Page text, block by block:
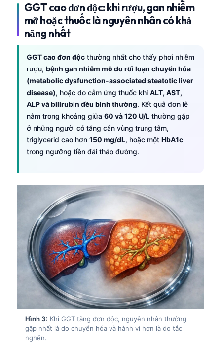
GGT cao đơn độc: khi rượu, gan nhiễm
mỡ hoặc thuốc là nguyên nhân có khả
năng nhất
GGT cao đơn độc thường nhất cho thấy phơi nhiễm
rượu, bệnh gan nhiễm mỡ do rối loạn chuyển hóa
(metabolic dysfunction-associated steatotic liver
disease), hoặc do cảm ứng thuốc khi ALT, AST,
ALP và bilirubin đều bình thường. Kết quả đơn lẻ
nằm trong khoảng giữa 60 và 120 U/L thường gặp
ở những người có tăng cân vùng trung tâm,
triglycerid cao hơn 150 mg/dL, hoặc một HbA1c
trong ngưỡng tiền đái tháo đường.
Hình 3: Khi GGT tăng đơn độc, nguyên nhân thường
gặp nhất là do chuyển hóa và hành vi hơn là do tắc
nghẽn.